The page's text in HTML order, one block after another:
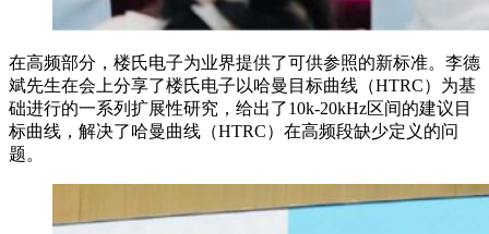
在高频部分，楼氏电子为业界提供了可供参照的新标准。李德
斌先生在会上分享了楼氏电子以哈曼目标曲线（HTRC）为基
础进行的一系列扩展性研究，给出了10k-20kHz区间的建议目
标曲线，解决了哈曼曲线（HTRC）在高频段缺少定义的问
题。